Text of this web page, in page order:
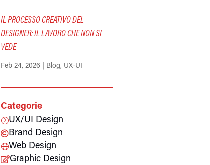
IL PROCESSO CREATIVO DEL
DESIGNER: IL LAVORO CHE NON SI
VEDE
Feb 24, 2026 | Blog, UX-UI
Categorie
=UX/UI Design
Brand Design
Web Design
Graphic Design